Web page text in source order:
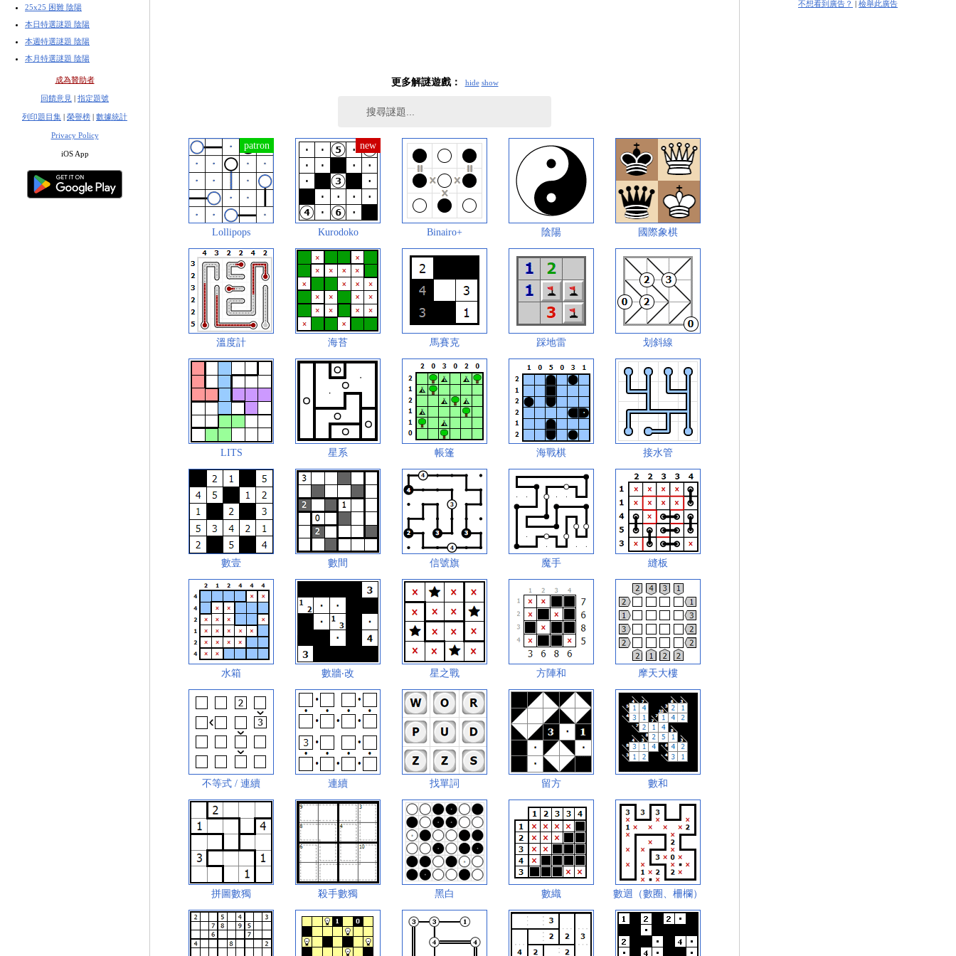
25x25 困難 陰陽
本日特選謎題 陰陽
本週特選謎題 陰陽
本月特選謎題 陰陽
成為贊助者
回饋意見 | 指定題號
列印題目集 | 榮譽榜 | 數據統計
Privacy Policy
iOS App
更多解謎遊戲： hide show
Lollipops Kurodoko Binairo+ 陰陽 國際象棋
溫度計 海苔 馬賽克 踩地雷 划斜線
LITS 星系 帳篷 海戰棋 接水管
數壹 數間 信號旗 魔手 縫板
水箱 數牆‧改 星之戰 方陣和 摩天大樓
不等式 / 連續 連續 找單詞 留方 數和
拼圖數獨 殺手數獨 黑白 數織 數迴（數圈、柵欄）
不想看到廣告？ | 檢舉此廣告